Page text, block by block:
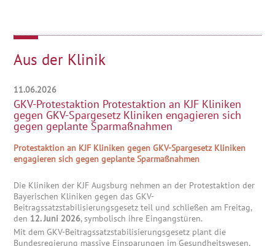
Aus der Klinik
11.06.2026
GKV-Protestaktion Protestaktion an KJF Kliniken
gegen GKV-Spargesetz Kliniken engagieren sich
gegen geplante Sparmaßnahmen
Protestaktion an KJF Kliniken gegen GKV-Spargesetz Kliniken
engagieren sich gegen geplante Sparmaßnahmen
Die Kliniken der KJF Augsburg nehmen an der Protestaktion der
Bayerischen Kliniken gegen das GKV-
Beitragssatzstabilisierungsgesetz teil und schließen am Freitag,
den 12. Juni 2026, symbolisch ihre Eingangstüren.
Mit dem GKV-Beitragssatzstabilisierungsgesetz plant die
Bundesregierung massive Einsparungen im Gesundheitswesen,